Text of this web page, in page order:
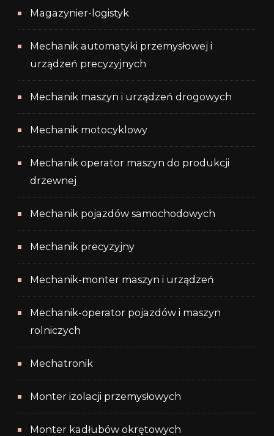
Magazynier-logistyk
Mechanik automatyki przemysłowej i
urządzeń precyzyjnych
Mechanik maszyn i urządzeń drogowych
Mechanik motocyklowy
Mechanik operator maszyn do produkcji
drzewnej
Mechanik pojazdów samochodowych
Mechanik precyzyjny
Mechanik-monter maszyn i urządzeń
Mechanik-operator pojazdów i maszyn
rolniczych
Mechatronik
Monter izolacji przemysłowych
Monter kadłubów okrętowych